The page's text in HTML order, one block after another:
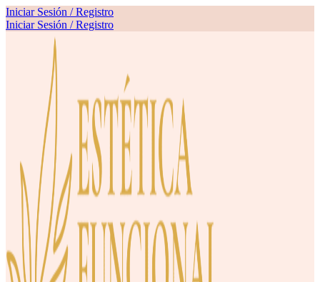
Iniciar Sesión / Registro
Iniciar Sesión / Registro